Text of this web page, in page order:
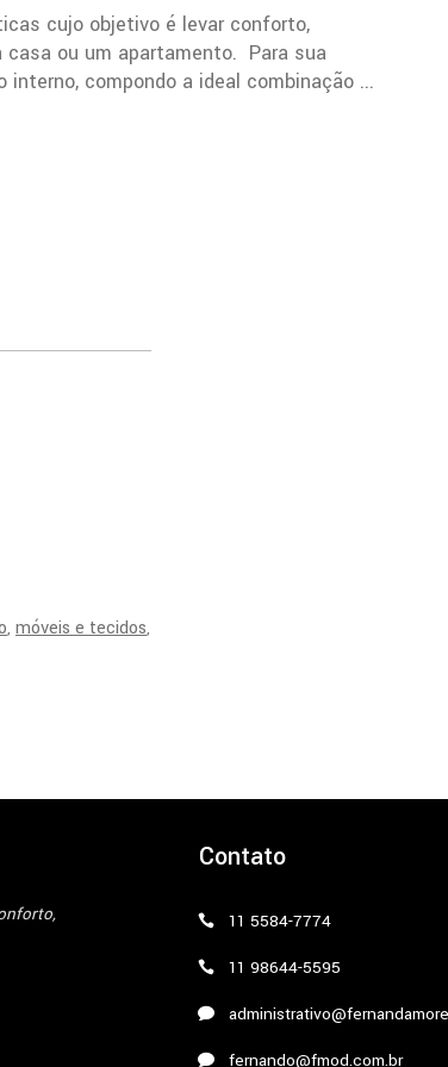
cujo objetivo é levar conforto,
ou um apartamento. Para sua
compondo a ideal combinação
móveis e tecidos
Contato
11 5584-7774
11 98644-5595
fernando@fmod.com.br